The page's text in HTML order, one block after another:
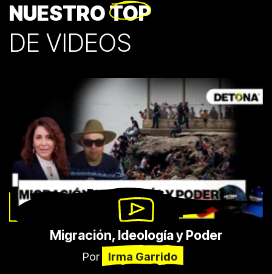
NUESTROTOP
DE VIDEOS
Migración, Ideología y Poder
Por Irma Garrido